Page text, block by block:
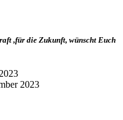
,für die Zukunft, wünscht Euch
2023